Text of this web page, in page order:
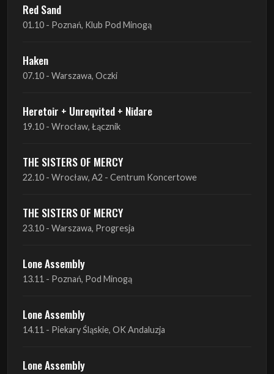
Red Sand
01.10 - Poznań, Klub Pod Minogą
Haken
07.10 - Warszawa, Oczki
Heretoir + Unreqvited + Nidare
19.10 - Wrocław, Łącznik
THE SISTERS OF MERCY
22.10 - Wrocław, A2 - Centrum Koncertowe
THE SISTERS OF MERCY
23.10 - Warszawa, Progresja
Lone Assembly
13.11 - Poznań, Pod Minogą
Lone Assembly
14.11 - Piekary Śląskie, OK Andaluzja
Lone Assembly